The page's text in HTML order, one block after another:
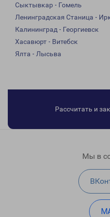
Сыктывкар - Гомель
Ленинградская Станица -
Калининград - Георгиевск
Хасавюрт - Витебск
Ялта - Лысьва
Рассчитать и
Мы в